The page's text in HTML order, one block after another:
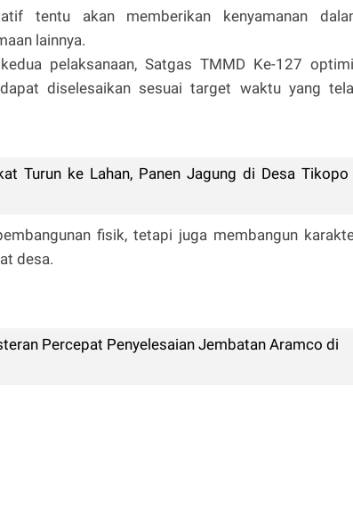
tentu akan memberikan kenyamanan
lainnya.
pelaksanaan, Satgas TMMD Ke-127
diselesaikan sesuai target waktu yang
Turun ke Lahan, Panen Jagung di Desa Tikopo
fisik, tetapi juga membangun
desa.
Percepat Penyelesaian Jembatan Aramco di